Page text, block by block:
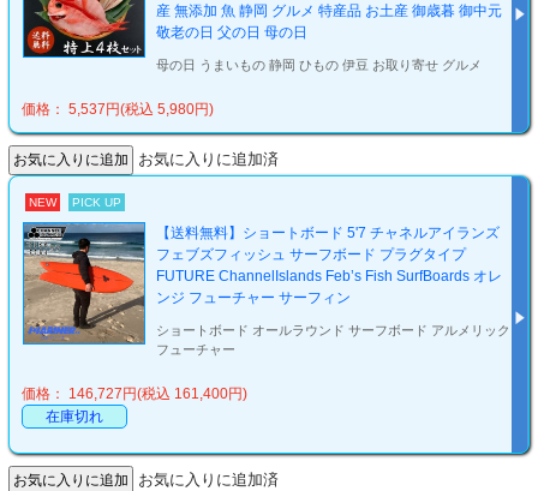
産 無添加 魚 静岡 グルメ 特産品 お土産 御歳暮 御中元
敬老の日 父の日 母の日
母の日 うまいもの 静岡 ひもの 伊豆 お取り寄せ グルメ
価格： 5,537円(税込 5,980円)
お気に入りに追加済
NEW PICK UP
【送料無料】ショートボード 5'7 チャネルアイランズ
フェブズフィッシュ サーフボード プラグタイプ
FUTURE ChannelIslands Feb’s Fish SurfBoards オレ
ンジ フューチャー サーフィン
ショートボード オールラウンド サーフボード アルメリック
フューチャー
価格： 146,727円(税込 161,400円)
在庫切れ
お気に入りに追加済